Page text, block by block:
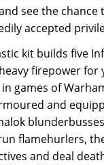
see the chance
accepted
kit builds five
firepower for
games of
and
flamehurlers,
and deal